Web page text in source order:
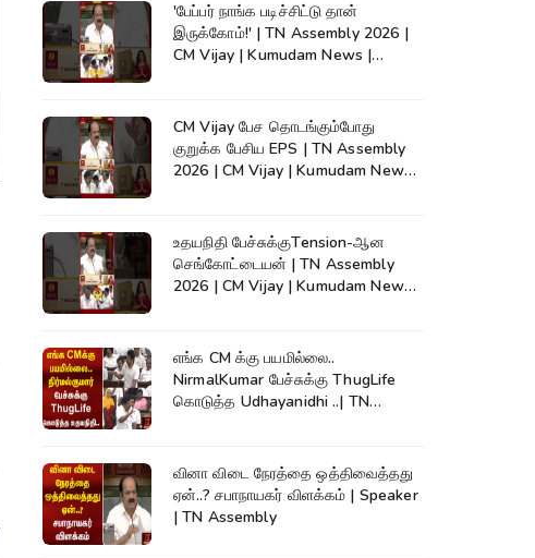
'பேப்பர் நாங்க படிச்சிட்டு தான்
இருக்கோம்!' | TN Assembly 2026 |
CM Vijay | Kumudam News |
CM Vijay பேச தொடங்கும்போது
குறுக்க பேசிய EPS | TN Assembly
2026 | CM Vijay | Kumudam News |
உதயநிதி பேச்சுக்குTension-ஆன
செங்கோட்டையன் | TN Assembly
2026 | CM Vijay | Kumudam News |
எங்க CM க்கு பயமில்லை..
NirmalKumar பேச்சுக்கு ThugLife
கொடுத்த Udhayanidhi ..| TN
வினா விடை நேரத்தை ஒத்திவைத்தது
ஏன்..? சபாநாயகர் விளக்கம் | Speaker
| TN Assembly